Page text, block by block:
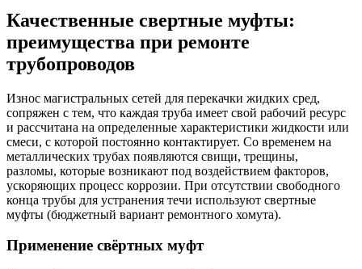
Качественные свертные муфты:
преимущества при ремонте
трубопроводов
Износ магистральных сетей для перекачки жидких сред,
сопряжен с тем, что каждая труба имеет свой рабочий ресурс
и рассчитана на определенные характеристики жидкости или
смеси, с которой постоянно контактирует. Со временем на
металлических трубах появляются свищи, трещины,
разломы, которые возникают под воздействием факторов,
ускоряющих процесс коррозии. При отсутствии свободного
конца трубы для устранения течи используют свертные
муфты (бюджетный вариант ремонтного хомута).
Применение свёртных муфт